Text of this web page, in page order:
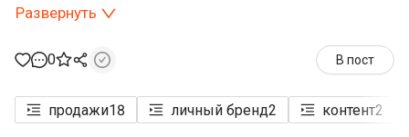
Развернуть
0 В пост
продажи18 личный бренд2 контент2